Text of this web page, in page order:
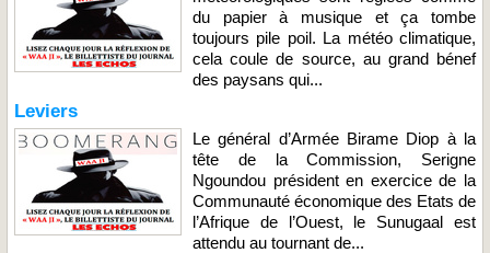
du papier à musique et ça tombe
toujours pile poil. La météo climatique,
cela coule de source, au grand bénef
des paysans qui...
Leviers
Le général d’Armée Birame Diop à la
tête de la Commission, Serigne
Ngoundou président en exercice de la
Communauté économique des Etats de
l’Afrique de l’Ouest, le Sunugaal est
attendu au tournant de...